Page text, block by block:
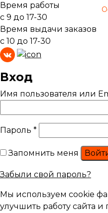
Время работы
с 9 до 17-30
Время выдачи заказов
с 10 до 17-30
Вход
Имя пользователя или
Пароль *
Запомнить меня
Забыли свой пароль?
Мы используем cookie
улучшить работу сайта и